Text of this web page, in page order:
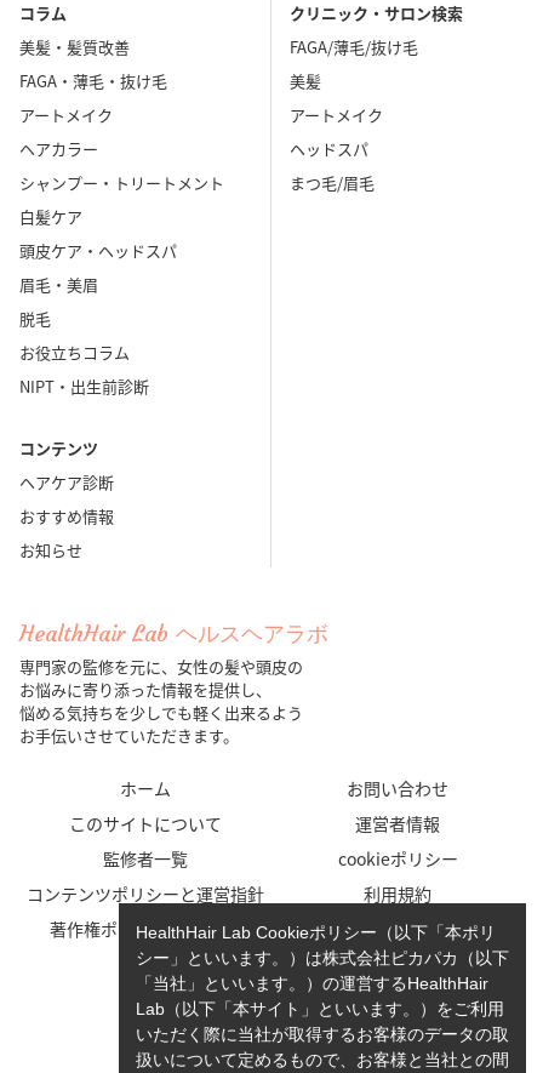
コラム
美髪・髪質改善
FAGA・薄毛・抜け毛
アートメイク
ヘアカラー
シャンプー・トリートメント
白髪ケア
頭皮ケア・ヘッドスパ
眉毛・美眉
脱毛
お役立ちコラム
NIPT・出生前診断
コンテンツ
ヘアケア診断
おすすめ情報
お知らせ
クリニック・サロン検索
FAGA/薄毛/抜け毛
美髪
アートメイク
ヘッドスパ
まつ毛/眉毛
HealthHair Lab ヘルスヘアラボ
専門家の監修を元に、女性の髪や頭皮の
お悩みに寄り添った情報を提供し、
悩める気持ちを少しでも軽く出来るよう
お手伝いさせていただきます。
ホーム
お問い合わせ
このサイトについて
運営者情報
監修者一覧
cookieポリシー
コンテンツポリシーと運営指針
利用規約
著作権ポリシー/免責事項
プライバシーポリシー
HealthHair Lab Cookieポリシー（以下「本ポリ
シー」といいます。）は株式会社ピカパカ（以下
「当社」といいます。）の運営するHealthHair
Lab（以下「本サイト」といいます。）をご利用
いただく際に当社が取得するお客様のデータの取
扱いについて定めるもので、お客様と当社との間